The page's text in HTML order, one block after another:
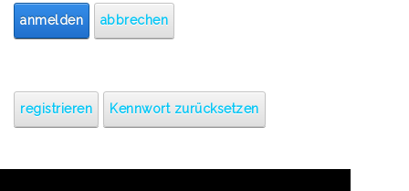
anmelden abbrechen
registrieren Kennwort zurücksetzen